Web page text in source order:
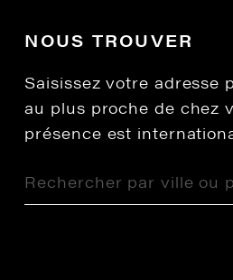
NOUS TROUVER
Saisissez votre adresse
au plus proche de chez
présence est